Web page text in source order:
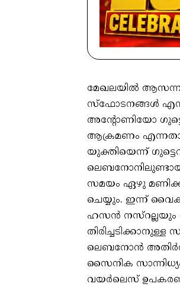
മേഖലയില്‍
സ്‌ഫോടനങ്ങള്‍ എന്ന്
അന്റോണിയോ
ആക്രമണം എന്നതാണ്
യുക്തിയെന്ന്
സമയം ഏഴു
ചെയ്യും. ഇന്ന്
ഹസന്‍ നസ്‌റല്ലയും
ലെബനോന്‍
സൈനിക
വയര്‍ലെസ്